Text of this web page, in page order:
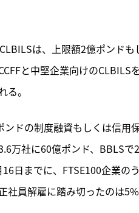
は、上限額2億ポンド
と中堅企業向けの
。
ドの制度融資もしくは信用
万社に60億ポンド、BBLS
日までに、FTSE100企業の
社員解雇に踏み切ったのは5%